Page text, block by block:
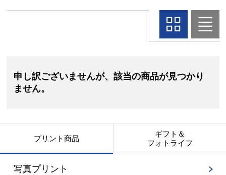
申し訳ございませんが、該当の商品が見つかり
ません。
プリント商品
写真プリント
ギフト＆
フォトライフ